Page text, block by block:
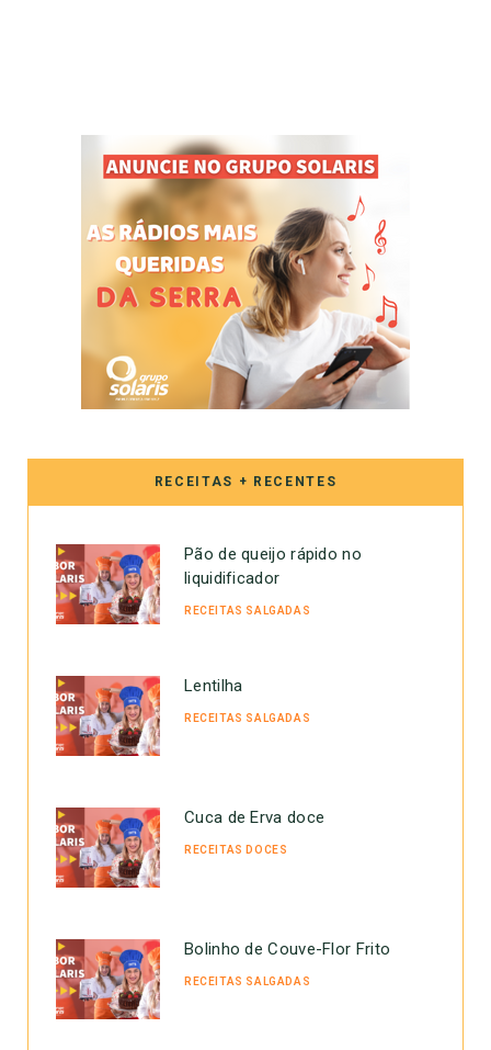
RECEITAS + RECENTES
Pão de queijo rápido no
liquidificador
RECEITAS SALGADAS
Lentilha
RECEITAS SALGADAS
Cuca de Erva doce
RECEITAS DOCES
Bolinho de Couve-Flor Frito
RECEITAS SALGADAS